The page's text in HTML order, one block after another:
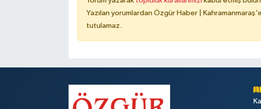
Yazılan yorumlardan Özgür Haber |
tutulamaz.